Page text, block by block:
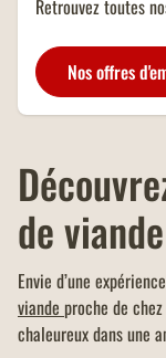
Retrouvez toutes
Nos offres
de
Envie d’une
viande proche de
chaleureux dans une